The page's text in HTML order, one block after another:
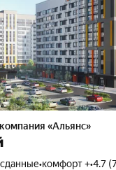
компания «Альянс»
сданные•комфорт +•4.7